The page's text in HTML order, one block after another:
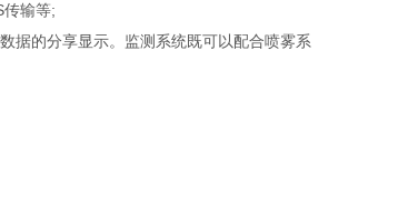
输等;
的分享显示。监测系统既可以配合喷雾系